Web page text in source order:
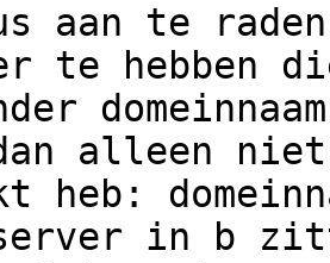
aan te
te hebben
alleen
heb:
in b